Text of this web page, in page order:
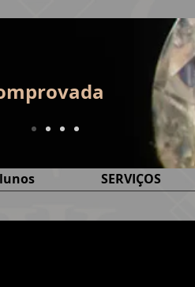
SERVIÇOS